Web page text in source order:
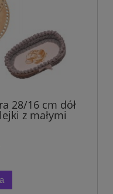
28/16 cm dół
z małymi